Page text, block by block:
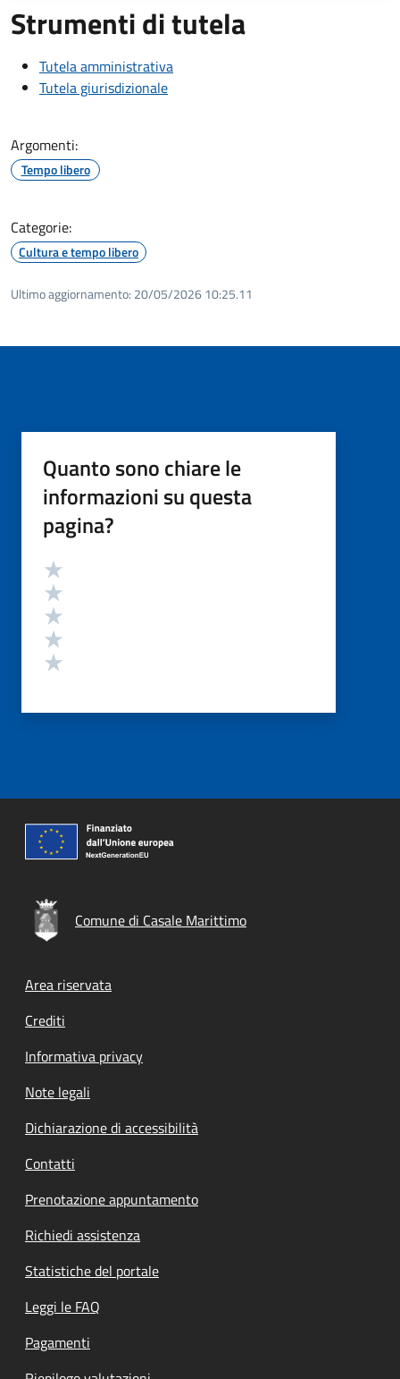
Strumenti di tutela
Tutela amministrativa
Tutela giurisdizionale
Argomenti:
Tempo libero
Categorie:
Cultura e tempo libero
Ultimo aggiornamento: 20/05/2026 10:25.11
Quanto sono chiare le
informazioni su questa
pagina?
Valutazione
Comune di Casale Marittimo
Footer menu
Area riservata
Crediti
Informativa privacy
Note legali
Dichiarazione di accessibilità
Contatti
Prenotazione appuntamento
Richiedi assistenza
Statistiche del portale
Leggi le FAQ
Pagamenti